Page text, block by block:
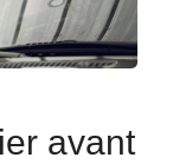
avant